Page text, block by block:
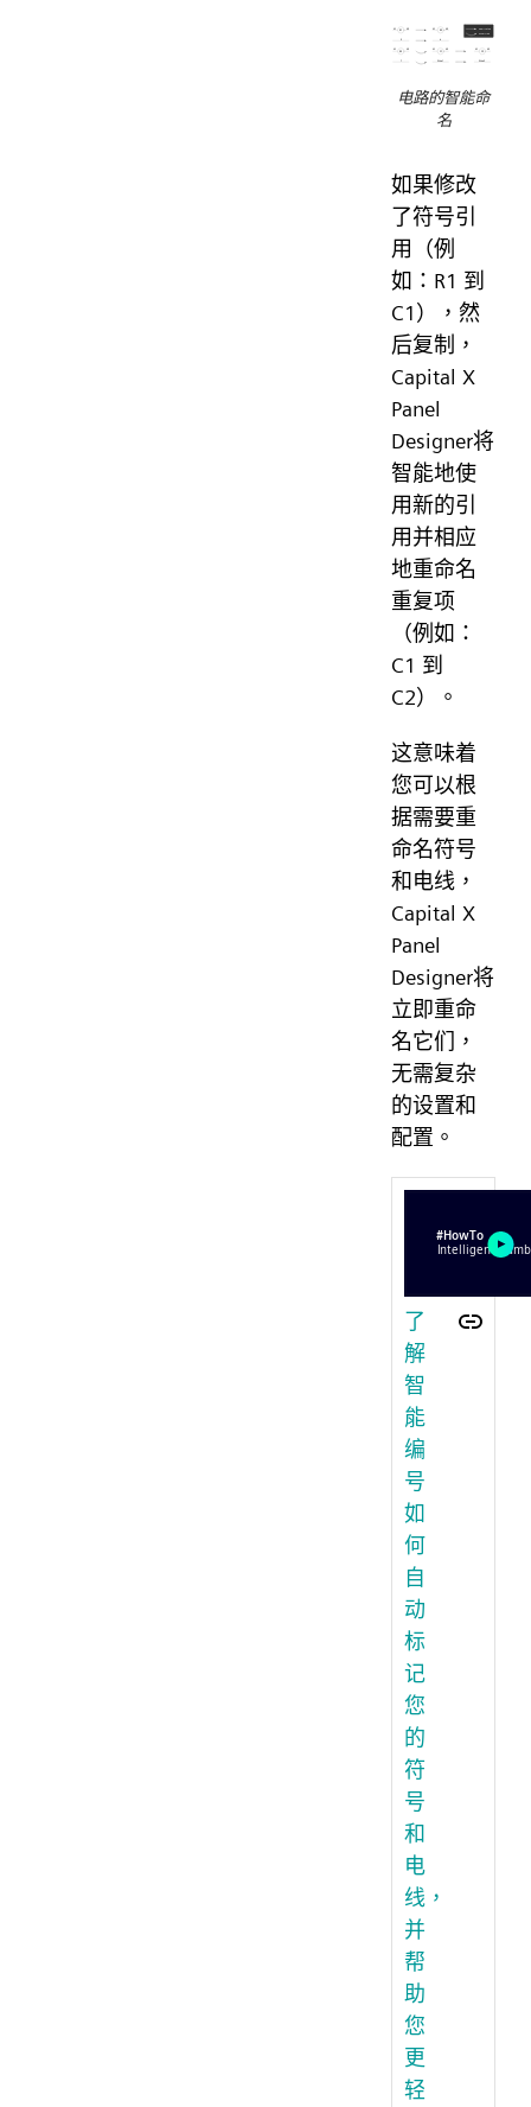
电路的智能命
名
如果修改
了符号引
用（例
如：R1 到
C1），然
后复制，
Capital X
Panel
Designer将
智能地使
用新的引
用并相应
地重命名
重复项
（例如：
C1 到
C2）。
这意味着
您可以根
据需要重
命名符号
和电线，
Capital X
Panel
Designer将
立即重命
名它们，
无需复杂
的设置和
配置。
了
解
智
能
编
号
如
何
自
动
标
记
您
的
符
号
和
电
线，
并
帮
助
您
更
轻